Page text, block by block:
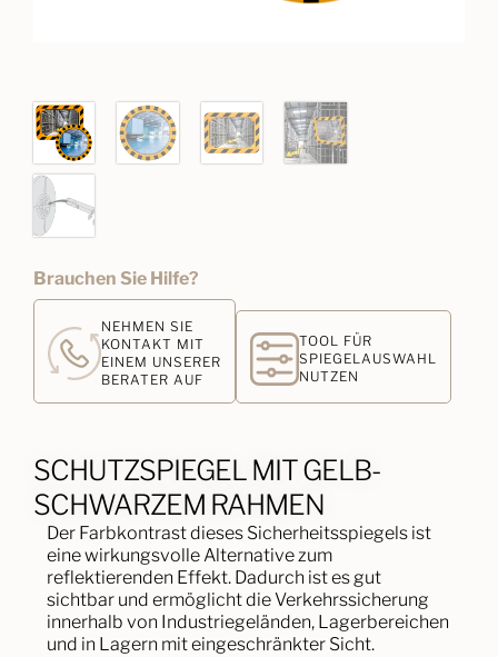
Brauchen Sie Hilfe?
NEHMEN SIE
KONTAKT MIT
EINEM UNSERER
BERATER AUF
TOOL FÜR
SPIEGELAUSWAHL
NUTZEN
SCHUTZSPIEGEL MIT GELB-
SCHWARZEM RAHMEN
Der Farbkontrast dieses Sicherheitsspiegels ist
eine wirkungsvolle Alternative zum
reflektierenden Effekt. Dadurch ist es gut
sichtbar und ermöglicht die Verkehrssicherung
innerhalb von Industriegeländen, Lagerbereichen
und in Lagern mit eingeschränkter Sicht.